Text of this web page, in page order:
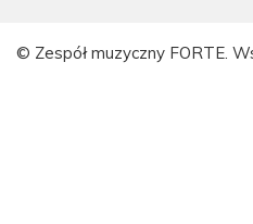
© Zespół muzyczny FORTE.